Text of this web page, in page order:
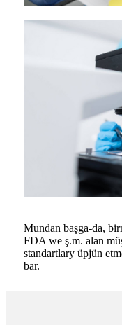
Mundan başga-da,
FDA we ş.m. alan
standartlary üpjün
bar.